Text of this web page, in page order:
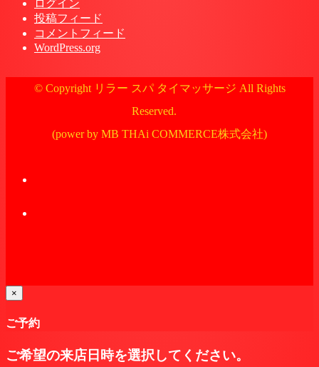
ログイン
投稿フィード
コメントフィード
WordPress.org
© Copyright リラー スパ タイマッサージ All Rights
Reserved.
(power by MB THAi COMMERCE株式会社)
×
ご予約
ご希望の来店日時を選択してください。